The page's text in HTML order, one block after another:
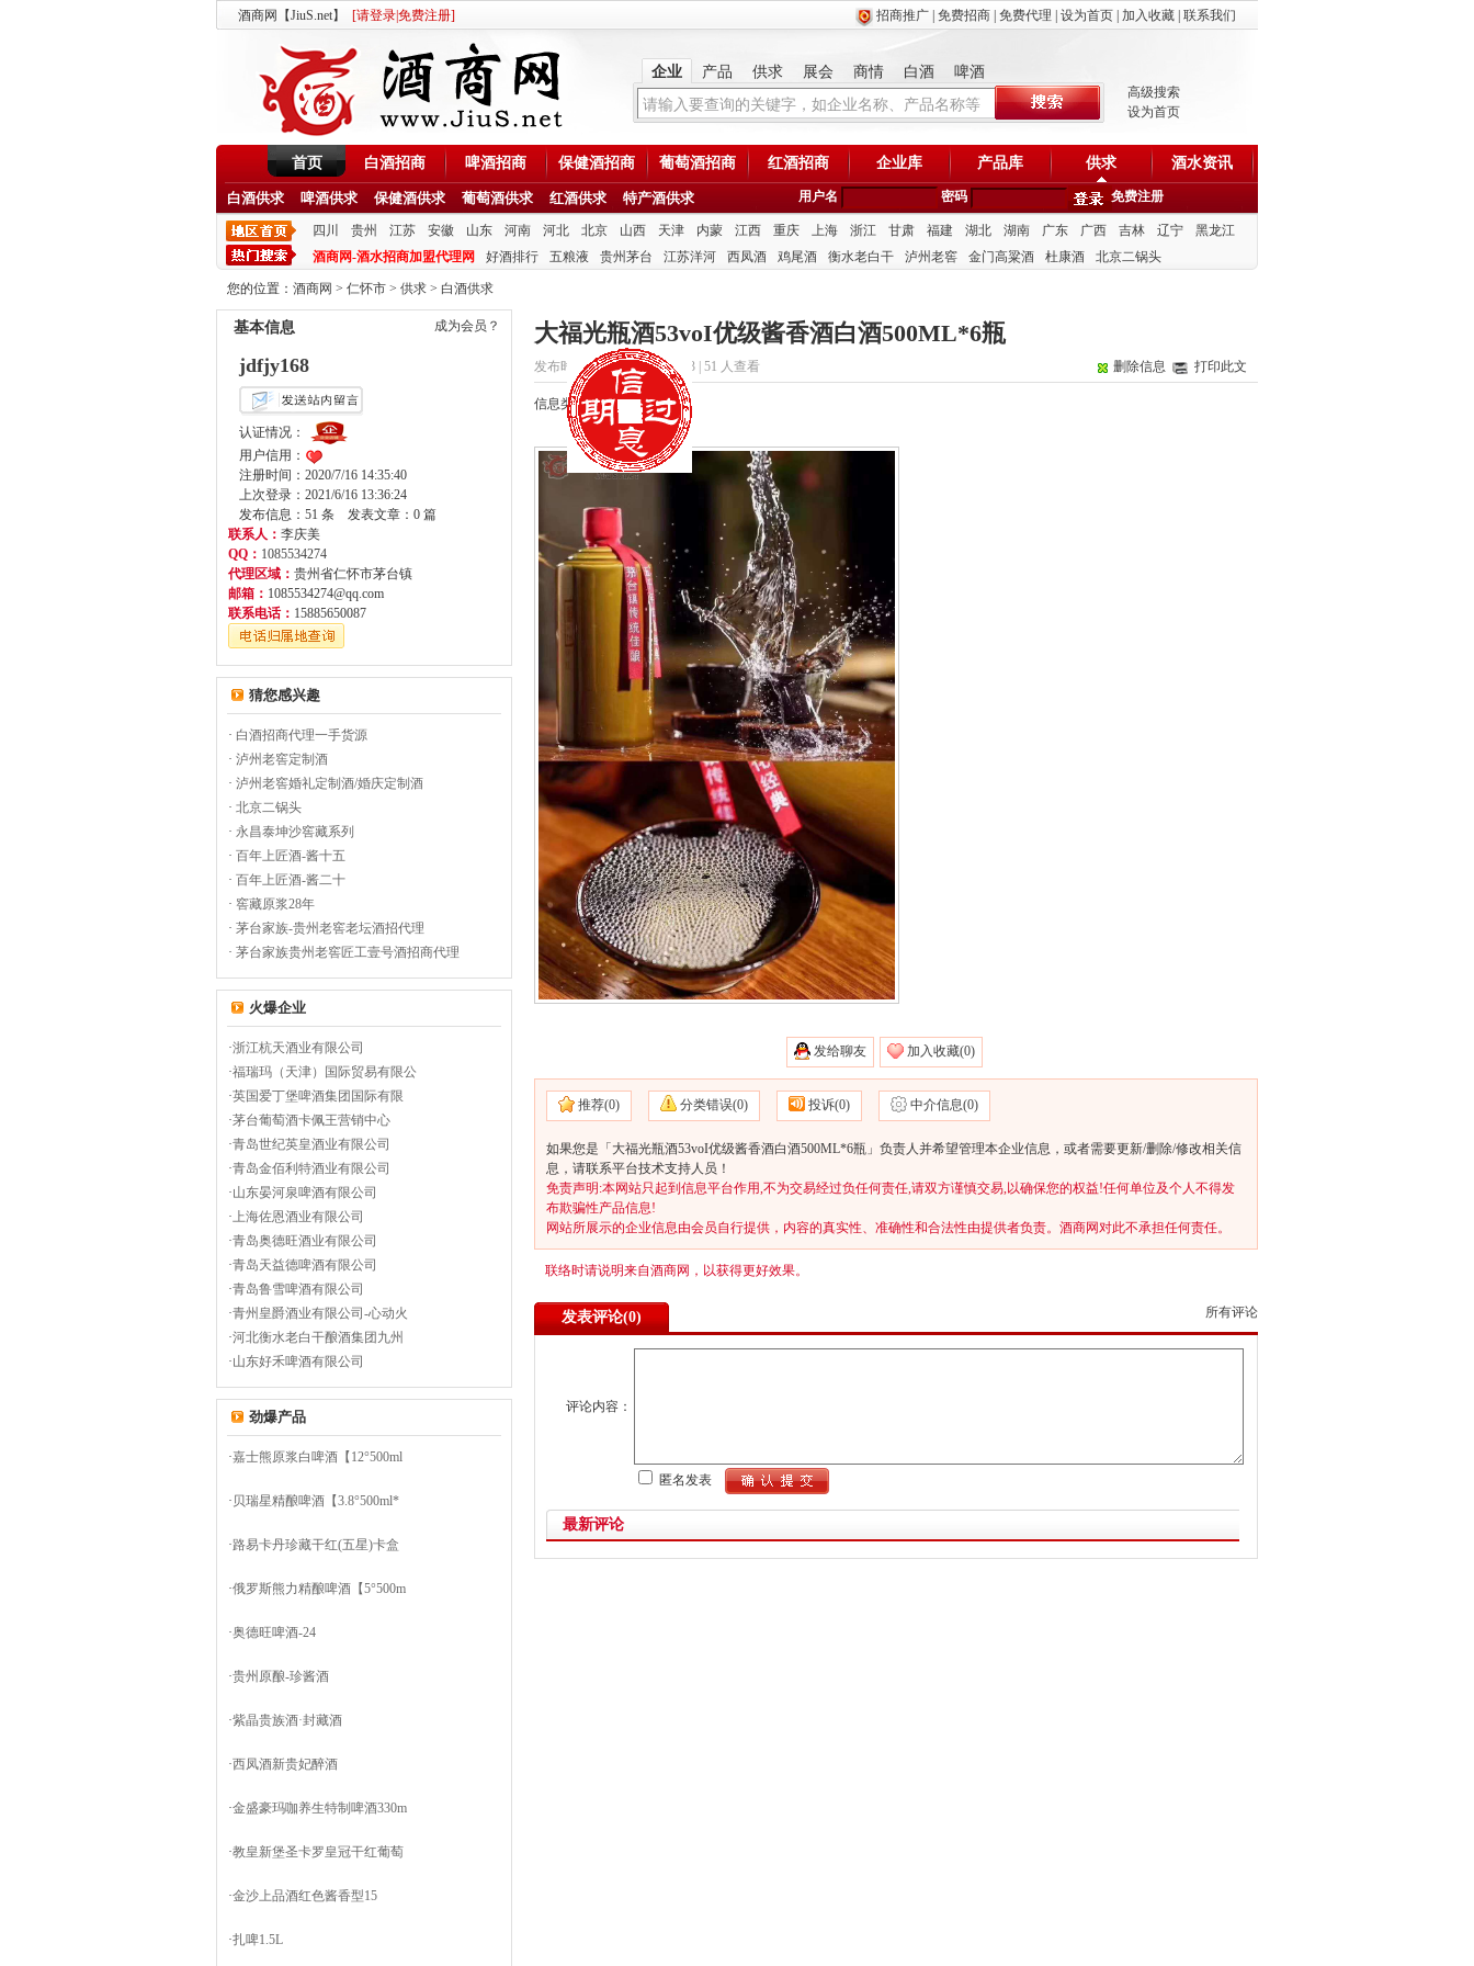
酒商网【JiuS.net】 [请登录免费注册] 招商推广 免费招商 免费代理 设为首页 加入收藏 联系我们
企业 产品 供求 展会 商情 白酒 啤酒
高级搜索
设为首页
首页 白酒招商 啤酒招商 保健酒招商 葡萄酒招商 红酒招商 企业库 产品库 供求 酒水资讯
白酒供求 啤酒供求 保健酒供求 葡萄酒供求 红酒供求 特产酒供求 用户名 密码 免费注册
四川 贵州 江苏 安徽 山东 河南 河北 北京 山西 天津 内蒙 江西 重庆 上海 浙江 甘肃 福建 湖北 湖南 广东 广西 吉林 辽宁
黑龙江
酒商网-酒水招商加盟代理网
好酒排行 五粮液 贵州茅台 江苏洋河 西凤酒 鸡尾酒 衡水老白干 泸州老窖 金门高粱酒 杜康酒 北京二锅头
您的位置： 酒商网 > 仁怀市 > 供求 > 白酒供求
成为会员？
基本信息
jdfjy168
认证情况：
用户信用：
注册时间：2020/7/16 14:35:40
上次登录：2021/6/16 13:36:24
发布信息：51 条 发表文章：0 篇
联系人： 李庆美
QQ： 1085534274
代理区域： 贵州省仁怀市茅台镇
邮箱： 1085534274@qq.com
联系电话： 15885650087
猜您感兴趣
· 白酒招商代理一手货源
· 泸州老窖定制酒
· 泸州老窖婚礼定制酒/婚庆定制酒
· 北京二锅头
· 永昌泰坤沙窖藏系列
· 百年上匠酒-酱十五
· 百年上匠酒-酱二十
· 窖藏原浆28年
· 茅台家族-贵州老窖老坛酒招代理
· 茅台家族贵州老窖匠工壹号酒招商代理
火爆企业
·浙江杭天酒业有限公司
·福瑞玛（天津）国际贸易有限公
·英国爱丁堡啤酒集团国际有限
·茅台葡萄酒卡佩王营销中心
·青岛世纪英皇酒业有限公司
·青岛金佰利特酒业有限公司
·山东晏河泉啤酒有限公司
·上海佐恩酒业有限公司
·青岛奥德旺酒业有限公司
·青岛天益德啤酒有限公司
·青岛鲁雪啤酒有限公司
·青州皇爵酒业有限公司-心动火
·河北衡水老白干酿酒集团九州
·山东好禾啤酒有限公司
劲爆产品
·嘉士熊原浆白啤酒【12°500ml
· 贝瑞星精酿啤酒【3.8°500ml*
·路易卡丹珍藏干红(五星)卡盒
·俄罗斯熊力精酿啤酒【5°500m
·奥德旺啤酒-24
·贵州原酿-珍酱酒
·紫晶贵族酒·封藏酒
·西凤酒新贵妃醉酒
·金盛豪玛咖养生特制啤酒330m
·教皇新堡圣卡罗皇冠干红葡萄
·金沙上品酒红色酱香型15
·扎啤1.5L
大福光瓶酒53voI优级酱香酒白酒500ML*6瓶
删除信息 打印此文
发布时间：2020/7/28 9:51:33 | 51 人查看
信息类型：供应
发给聊友 加入收藏(0)
推荐(0) 分类错误(0) 投诉(0) 中介信息(0)
如果您是「大福光瓶酒53voI优级酱香酒白酒500ML*6瓶」负责人并希望管理本企业信息，或者需要更新/删除/修改相关信
息，请联系平台技术支持人员！
免责声明:本网站只起到信息平台作用,不为交易经过负任何责任,请双方谨慎交易,以确保您的权益!任何单位及个人不得发
布欺骗性产品信息!
网站所展示的企业信息由会员自行提供，内容的真实性、准确性和合法性由提供者负责。酒商网对此不承担任何责任。
联络时请说明来自酒商网，以获得更好效果。
所有评论
发表评论(0)
评论内容：
匿名发表
最新评论